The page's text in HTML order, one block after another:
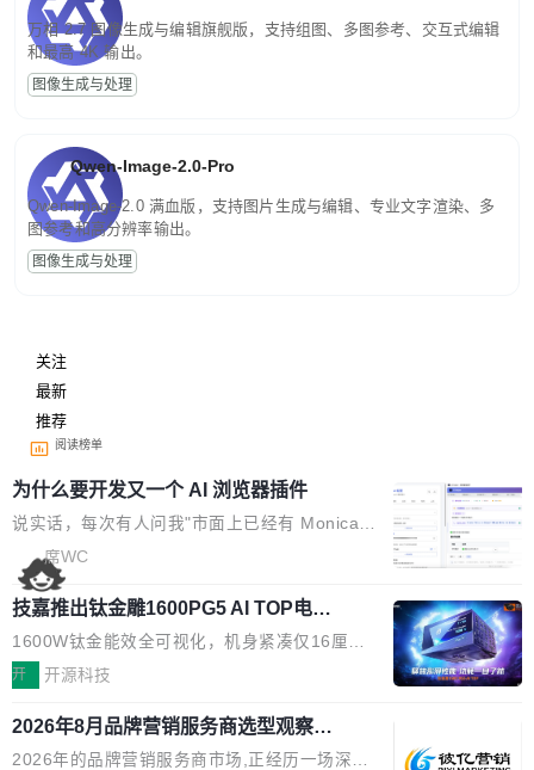
万相 2.7 图像生成与编辑旗舰版，支持组图、多图参考、交互式编辑
和最高 4K 输出。
图像生成与处理
Qwen-Image-2.0-Pro
Qwen-Image-2.0 满血版，支持图片生成与编辑、专业文字渲染、多
图参考和高分辨率输出。
图像生成与处理
关注
最新
推荐
阅读榜单
为什么要开发又一个 AI 浏览器插件
说实话，每次有人问我"市面上已经有 Monica、
Sider、Copilot for Chrome 这些 AI 浏览器插件
了，你为什么还要再做一个"，我都觉得这个问题
问得好。 因为我自己也是从用户变成开发者的。
现有产品的天花板 我用过不少 AI 浏览器插件。
刚开始觉得都挺好——选中一段文字，弹出解
要。但用久了你会发现，它们本质上都是同一类
东西：一个带网页上下文的聊天框。 它们能读取
席WC
技嘉推出钛金雕1600PG5 AI TOP电
源：为发烧级主机与本地AI算力打造旗
舰供电方案
1600W钛金能效全可视化，机身紧凑仅16厘米
继2026台北电脑展首度亮相后，技嘉科技近日正
电源专为发烧级DIY主机与本地AI算力平台打
造，整机长度仅16厘米，提供1600W额定功率
开 开源科技
2026年8月品牌营销服务商选型观察：
从流量思维到品牌资产思维的范式转移
2026年的品牌营销服务商市场,正经历一场深刻